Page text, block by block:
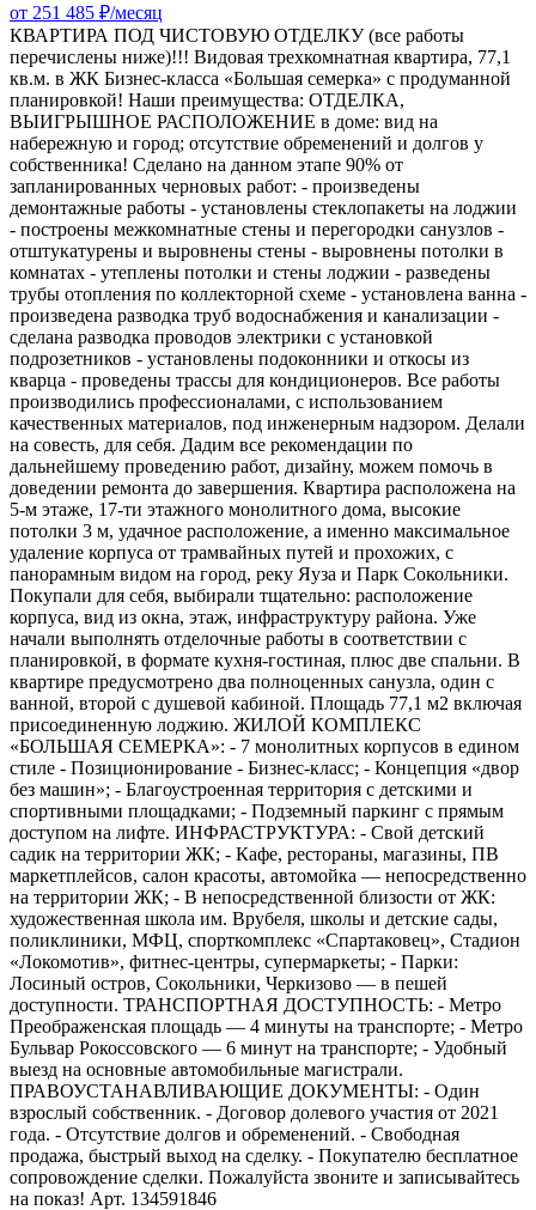
от 251 485 ₽/месяц
КВАРТИРА ПОД ЧИСТОВУЮ ОТДЕЛКУ (все работы
перечислены ниже)!!! Видовая трехкомнатная квартира, 77,1
кв.м. в ЖК Бизнес-класса «Большая семерка» с продуманной
планировкой! Наши преимущества: ОТДЕЛКА,
ВЫИГРЫШНОЕ РАСПОЛОЖЕНИЕ в доме: вид на
набережную и город; отсутствие обременений и долгов у
собственника! Сделано на данном этапе 90% от
запланированных черновых работ: - произведены
демонтажные работы - установлены стеклопакеты на лоджии
- построены межкомнатные стены и перегородки санузлов -
отштукатурены и выровнены стены - выровнены потолки в
комнатах - утеплены потолки и стены лоджии - разведены
трубы отопления по коллекторной схеме - установлена ванна -
произведена разводка труб водоснабжения и канализации -
сделана разводка проводов электрики с установкой
подрозетников - установлены подоконники и откосы из
кварца - проведены трассы для кондиционеров. Все работы
производились профессионалами, с использованием
качественных материалов, под инженерным надзором. Делали
на совесть, для себя. Дадим все рекомендации по
дальнейшему проведению работ, дизайну, можем помочь в
доведении ремонта до завершения. Квартира расположена на
5-м этаже, 17-ти этажного монолитного дома, высокие
потолки 3 м, удачное расположение, а именно максимальное
удаление корпуса от трамвайных путей и прохожих, с
панорамным видом на город, реку Яуза и Парк Сокольники.
Покупали для себя, выбирали тщательно: расположение
корпуса, вид из окна, этаж, инфраструктуру района. Уже
начали выполнять отделочные работы в соответствии с
планировкой, в формате кухня-гостиная, плюс две спальни. В
квартире предусмотрено два полноценных санузла, один с
ванной, второй с душевой кабиной. Площадь 77,1 м2 включая
присоединенную лоджию. ЖИЛОЙ КОМПЛЕКС
«БОЛЬШАЯ СЕМЕРКА»: - 7 монолитных корпусов в едином
стиле - Позиционирование - Бизнес-класс; - Концепция «двор
без машин»; - Благоустроенная территория с детскими и
спортивными площадками; - Подземный паркинг с прямым
доступом на лифте. ИНФРАСТРУКТУРА: - Свой детский
садик на территории ЖК; - Кафе, рестораны, магазины, ПВ
маркетплейсов, салон красоты, автомойка — непосредственно
на территории ЖК; - В непосредственной близости от ЖК:
художественная школа им. Врубеля, школы и детские сады,
поликлиники, МФЦ, спорткомплекс «Спартаковец», Стадион
«Локомотив», фитнес-центры, супермаркеты; - Парки:
Лосиный остров, Сокольники, Черкизово — в пешей
доступности. ТРАНСПОРТНАЯ ДОСТУПНОСТЬ: - Метро
Преображенская площадь — 4 минуты на транспорте; - Метро
Бульвар Рокоссовского — 6 минут на транспорте; - Удобный
выезд на основные автомобильные магистрали.
ПРАВОУСТАНАВЛИВАЮЩИЕ ДОКУМЕНТЫ: - Один
взрослый собственник. - Договор долевого участия от 2021
года. - Отсутствие долгов и обременений. - Свободная
продажа, быстрый выход на сделку. - Покупателю бесплатное
сопровождение сделки. Пожалуйста звоните и записывайтесь
на показ! Арт. 134591846